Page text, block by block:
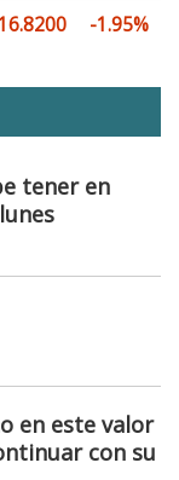
16.8200 -1.95%
tener en
en este valor
con su